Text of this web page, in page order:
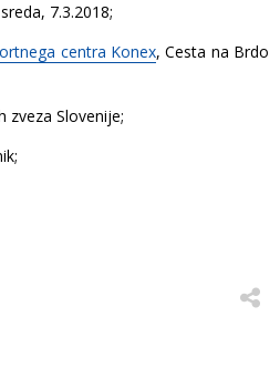
7.3.2018;
centra Konex, Cesta na Brdo
zveza Slovenije;